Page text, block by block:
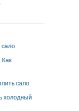
сало
Как
сало
холодный